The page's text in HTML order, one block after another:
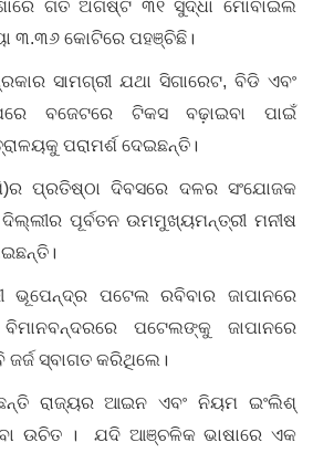
ଗତ ଅଗଷ୍ଟ ୩୧ ସୁଦ୍ଧା ମୋବାଇଲ
୩.୩୬ କୋଟିରେ ପହଞ୍ଚିଛି।
ସାମଗ୍ରୀ ଯଥା ସିଗାରେଟ, ବିଡି ଏବଂ
ବଜେଟରେ ଟିକସ ବଢ଼ାଇବା ପାଇଁ
ପରାମର୍ଶ ଦେଇଛନ୍ତି।
ପ୍ରତିଷ୍ଠା ଦିବସରେ ଦଳର ସଂଯୋଜକ
ପୂର୍ବତନ ଉମମୁଖ୍ୟମନ୍ତ୍ରୀ ମନୀଷ
ଭୂପେନ୍ଦ୍ର ପଟେଲ ରବିବାର ଜାପାନରେ
ପଟେଲଙ୍କୁ ଜାପାନରେ
ଜର୍ଜ ସ୍ବାଗତ କରିଥିଲେ।
ରାଜ୍ୟର ଆଇନ ଏବଂ ନିୟମ ଇଂଲିଶ୍‌
ଉଚିତ । ଯଦି ଆଞ୍ଚଳିକ ଭାଷାରେ ଏକ